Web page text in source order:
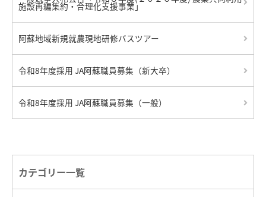
施設再編集約・合理化支援事業」
阿蘇地域新規就農現地研修バスツアー
令和8年度採用 JA阿蘇職員募集（新大卒）
令和8年度採用 JA阿蘇職員募集（一般）
カテゴリー一覧